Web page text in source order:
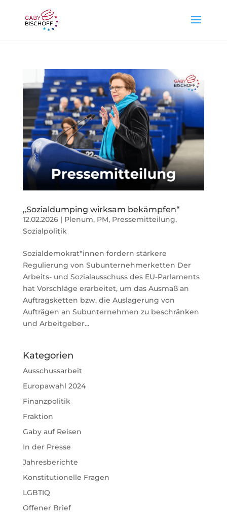
„Sozialdumping wirksam bekämpfen“
12.02.2026| Plenum, PM, Pressemitteilung,
Sozialpolitik
Sozialdemokrat*innen fordern stärkere
Regulierung von Subunternehmerketten Der
Arbeits- und Sozialausschuss des EU-Parlaments
hat Vorschläge erarbeitet, um das Ausmaß an
Auftragsketten bzw. die Auslagerung von
Aufträgen an Subunternehmen zu beschränken
und Arbeitgeber...
Kategorien
Ausschussarbeit
Europawahl 2024
Finanzpolitik
Fraktion
Gaby auf Reisen
In der Presse
Jahresberichte
Konstitutionelle Fragen
LGBTIQ
Offener Brief